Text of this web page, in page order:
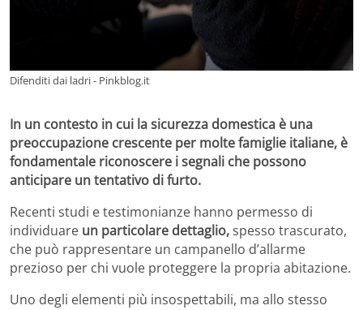
Difenditi dai ladri - Pinkblog.it
In un contesto in cui la sicurezza domestica è una
preoccupazione crescente per molte famiglie italiane, è
fondamentale riconoscere i segnali che possono
anticipare un tentativo di furto.
Recenti studi e testimonianze hanno permesso di
individuare un particolare dettaglio,spesso trascurato,
che può rappresentare un campanello d’allarme
prezioso per chi vuole proteggere la propria abitazione.
Uno degli elementi più insospettabili, ma allo stesso